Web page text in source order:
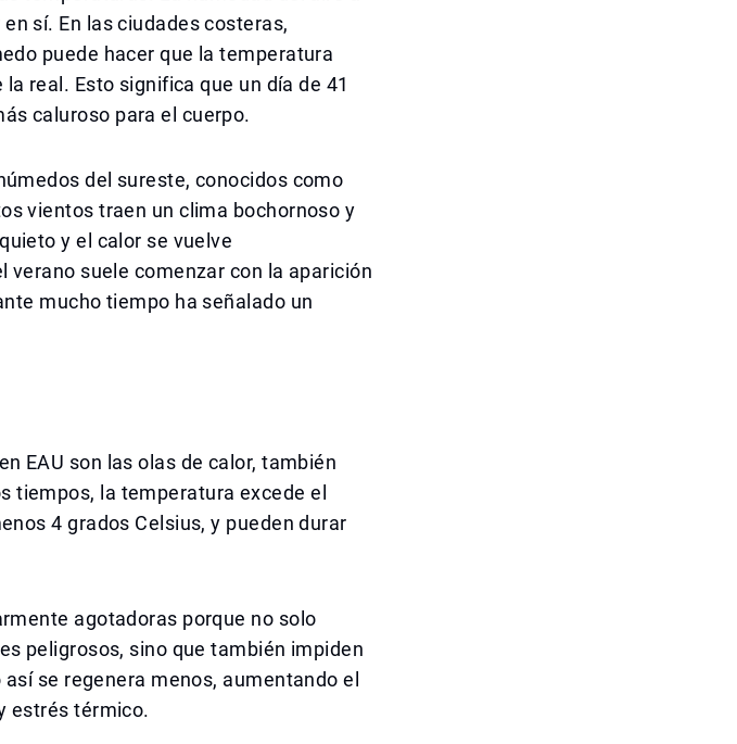
sí. En las ciudades costeras,
puede hacer que la temperatura
real. Esto significa que un día de 41
caluroso para el cuerpo.
del sureste, conocidos como
vientos traen un clima bochornoso y
y el calor se vuelve
suele comenzar con la aparición
mucho tiempo ha señalado un
EAU son las olas de calor, también
tiempos, la temperatura excede el
4 grados Celsius, y pueden durar
agotadoras porque no solo
peligrosos, sino que también impiden
se regenera menos, aumentando el
estrés térmico.